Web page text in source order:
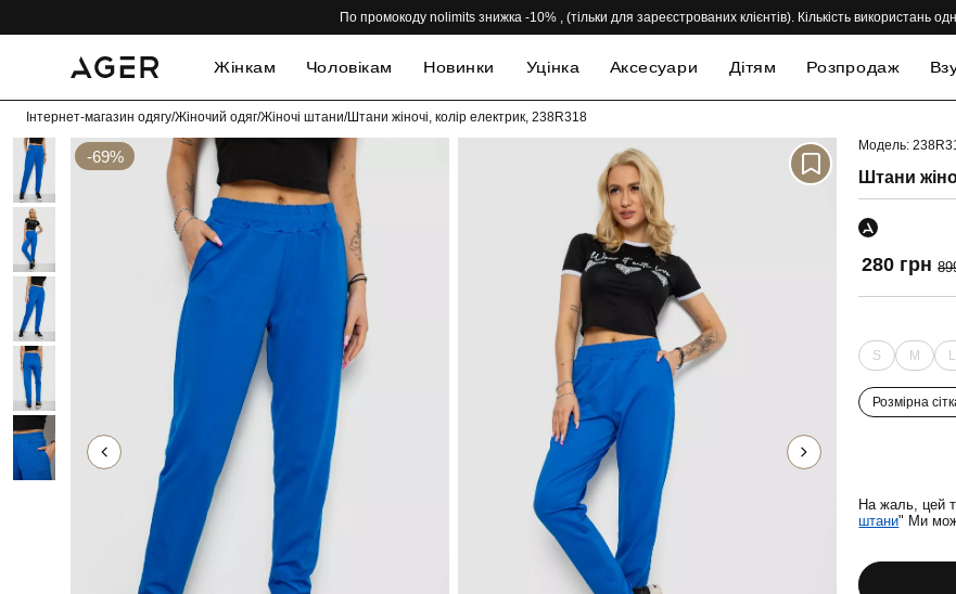
По промокоду nolimits знижка -10% , (тільки для зареєстрованих клієнтів). Кількість використань
Жінкам Чоловікам Новинки Уцінка Аксесуари Дітям Розпродаж
Інтернет-магазин одягу/Жіночий одяг/Жіночі штани/Штани жіночі, колір електрик, 238R318
-69% -69%
Модель:
Штани
280 грн
S M L
Розмірна
На жаль, цей
штани" Ми